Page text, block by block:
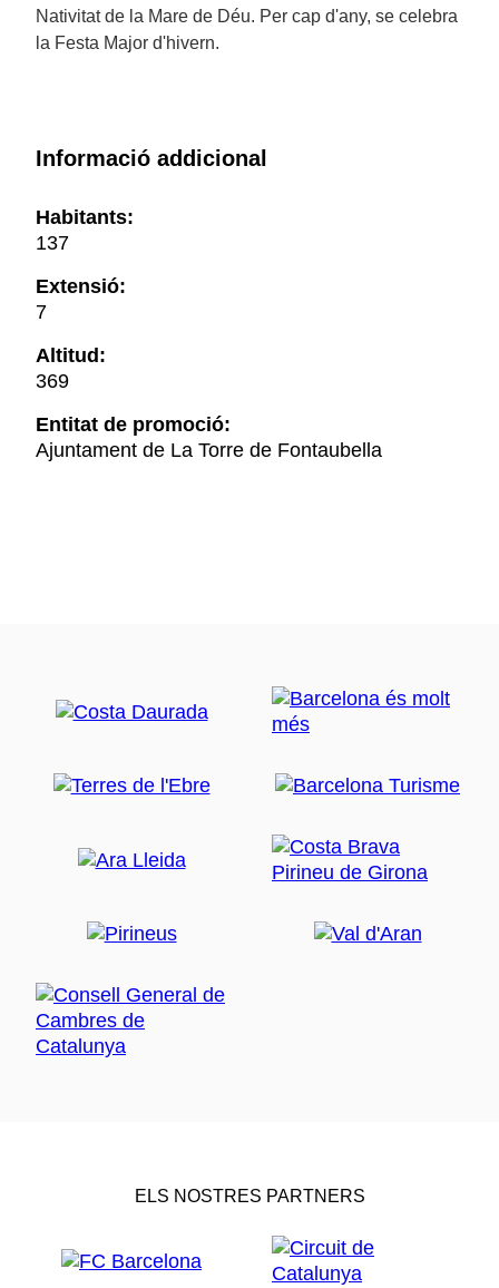
Nativitat de la Mare de Déu. Per cap d'any, se celebra
la Festa Major d'hivern.
Informació addicional
Habitants:
137
Extensió:
7
Altitud:
369
Entitat de promoció:
Ajuntament de La Torre de Fontaubella
ELS NOSTRES PARTNERS